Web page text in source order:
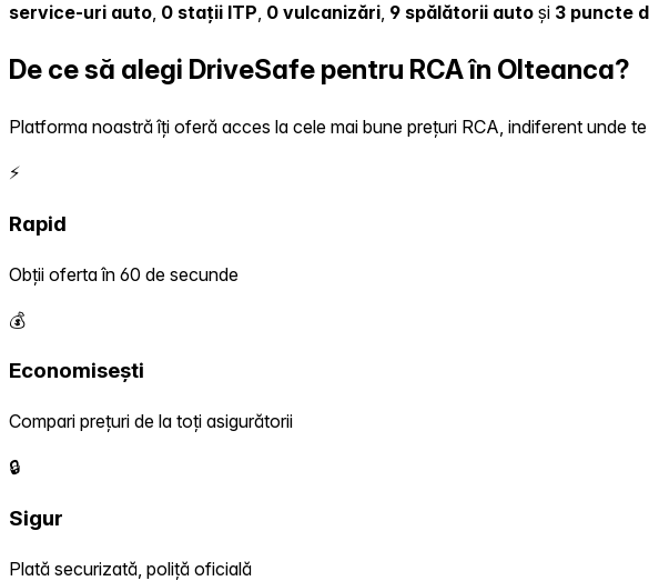
service-uri auto, 0 stații ITP, 0 vulcanizări, 9 spălătorii auto și 3 puncte
De ce să alegi DriveSafe pentru RCA în Olteanca?
Platforma noastră îți oferă acces la cele mai bune prețuri RCA, indiferent unde
⚡
Rapid
Obții oferta în 60 de secunde
💰
Economisești
Compari prețuri de la toți asigurătorii
🔒
Sigur
Plată securizată, poliță oficială